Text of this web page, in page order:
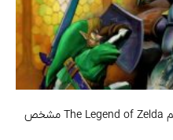
بازیگر احتمالی نقش گانوندورف در فیلم The Legend of Zelda مشخص